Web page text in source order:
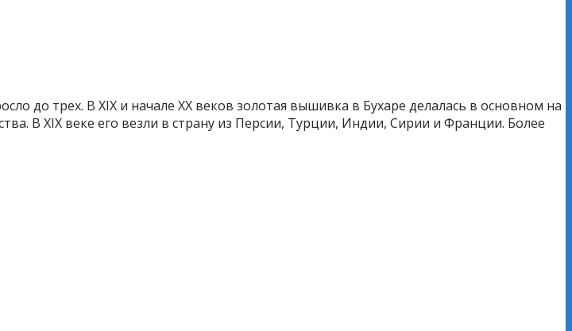
до трех. В XIX и начале XX веков золотая вышивка в Бухаре делалась в основном на
В XIX веке его везли в страну из Персии, Турции, Индии, Сирии и Франции. Более